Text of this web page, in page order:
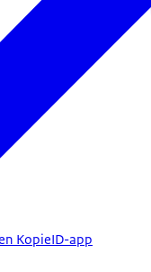
KopieID-app